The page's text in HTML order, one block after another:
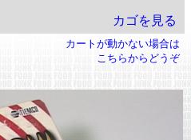
カゴを見る
カートが動かない場合は
こちらからどうぞ